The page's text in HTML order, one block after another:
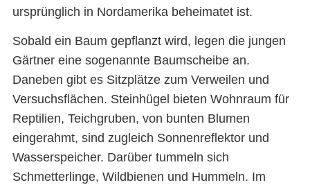
ursprünglich in Nordamerika beheimatet ist.
Sobald ein Baum gepflanzt wird, legen die jungen
Gärtner eine sogenannte Baumscheibe an.
Daneben gibt es Sitzplätze zum Verweilen und
Versuchsflächen. Steinhügel bieten Wohnraum für
Reptilien, Teichgruben, von bunten Blumen
eingerahmt, sind zugleich Sonnenreflektor und
Wasserspeicher. Darüber tummeln sich
Schmetterlinge, Wildbienen und Hummeln. Im